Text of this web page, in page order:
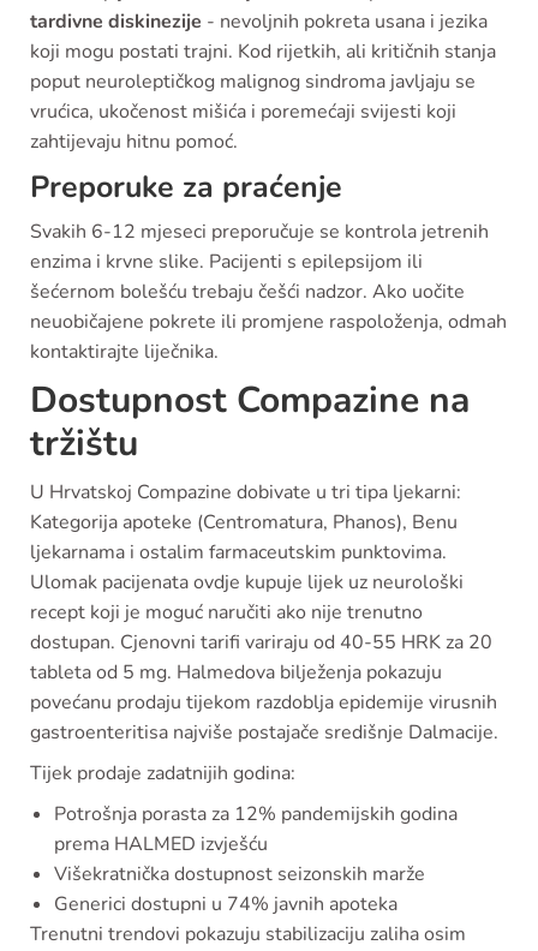
tardivne diskinezije - nevoljnih pokreta usana i jezika
koji mogu postati trajni. Kod rijetkih, ali kritičnih stanja
poput neuroleptičkog malignog sindroma javljaju se
vrućica, ukočenost mišića i poremećaji svijesti koji
zahtijevaju hitnu pomoć.
Preporuke za praćenje
Svakih 6-12 mjeseci preporučuje se kontrola jetrenih
enzima i krvne slike. Pacijenti s epilepsijom ili
šećernom bolešću trebaju češći nadzor. Ako uočite
neuobičajene pokrete ili promjene raspoloženja, odmah
kontaktirajte liječnika.
Dostupnost Compazine na
tržištu
U Hrvatskoj Compazine dobivate u tri tipa ljekarni:
Kategorija apoteke (Centromatura, Phanos), Benu
ljekarnama i ostalim farmaceutskim punktovima.
Ulomak pacijenata ovdje kupuje lijek uz neurološki
recept koji je moguć naručiti ako nije trenutno
dostupan. Cjenovni tarifi variraju od 40-55 HRK za 20
tableta od 5 mg. Halmedova bilježenja pokazuju
povećanu prodaju tijekom razdoblja epidemije virusnih
gastroenteritisa najviše postajače središnje Dalmacije.
Tijek prodaje zadatnijih godina:
Potrošnja porasta za 12% pandemijskih godina
prema HALMED izvješću
Višekratnička dostupnost seizonskih marže
Generici dostupni u 74% javnih apoteka
Trenutni trendovi pokazuju stabilizaciju zaliha osim